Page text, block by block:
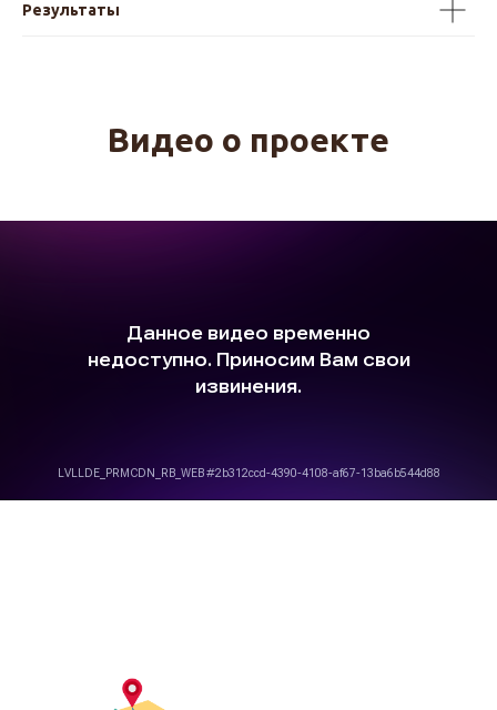
Результаты
Видео о проекте